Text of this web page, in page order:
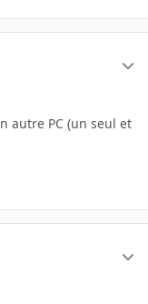
autre PC (un seul et